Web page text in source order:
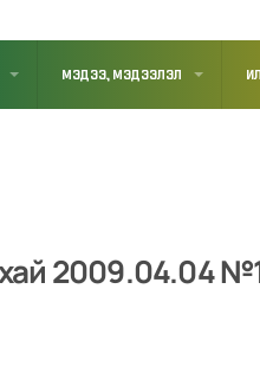
МЭДЭЭ, МЭДЭЭЛЭЛ
2009.04.04